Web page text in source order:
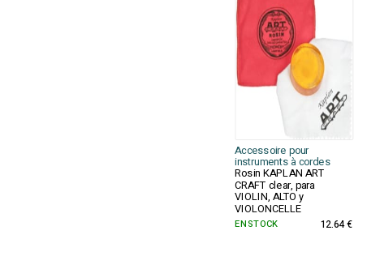
Accessoire pour
instruments à cordes
Rosin KAPLAN ART
CRAFT clear, para
VIOLIN, ALTO y
VIOLONCELLE
EN STOCK 12.64 €